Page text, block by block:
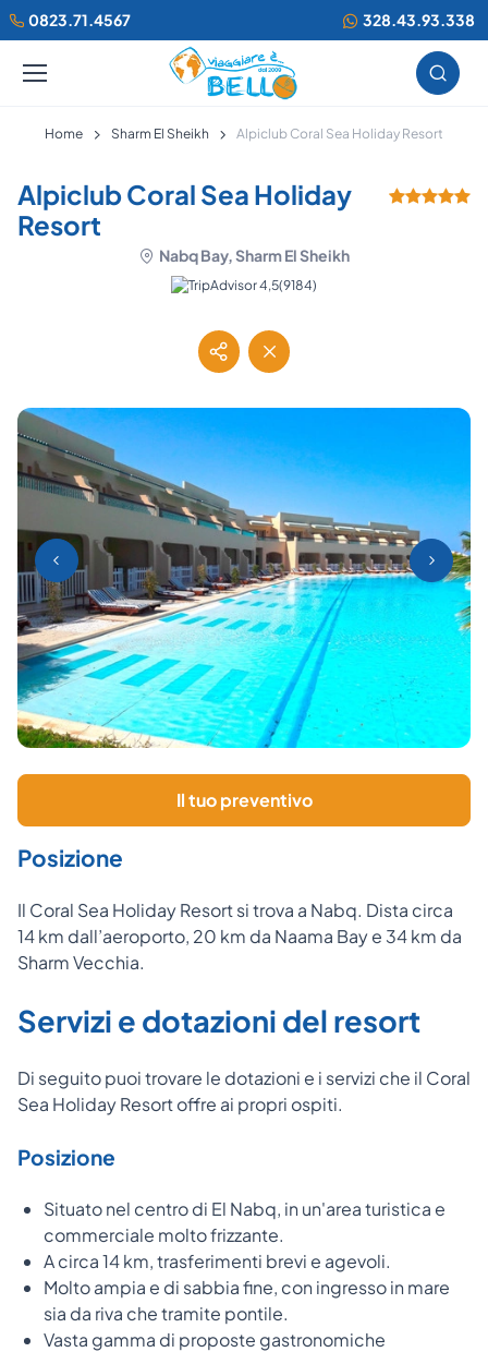
0823.71.4567 328.43.93.338
Home Sharm El Sheikh Alpiclub Coral Sea Holiday Resort
Alpiclub Coral Sea Holiday
Resort
Nabq Bay, Sharm El Sheikh
(9184)
Il tuo preventivo
Posizione
Il Coral Sea Holiday Resort si trova a Nabq. Dista circa
14 km dall’aeroporto, 20 km da Naama Bay e 34 km da
Sharm Vecchia.
Servizi e dotazioni del resort
Di seguito puoi trovare le dotazioni e i servizi che il Coral
Sea Holiday Resort offre ai propri ospiti.
Posizione
Situato nel centro di El Nabq, in un'area turistica e
commerciale molto frizzante.
A circa 14 km, trasferimenti brevi e agevoli.
Molto ampia e di sabbia fine, con ingresso in mare
sia da riva che tramite pontile.
Vasta gamma di proposte gastronomiche